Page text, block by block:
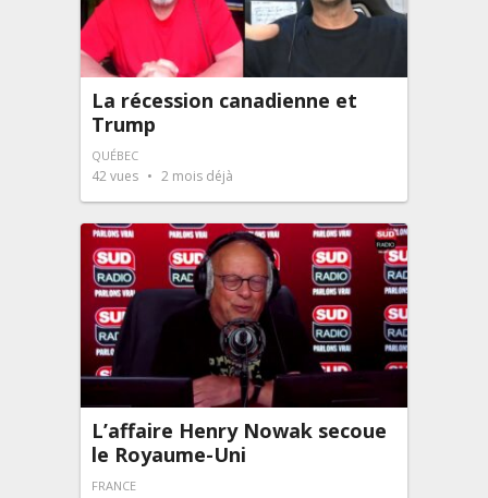
La récession canadienne et
Trump
QUÉBEC
42vues 2 mois déjà
L’affaire Henry Nowak secoue
le Royaume-Uni
FRANCE